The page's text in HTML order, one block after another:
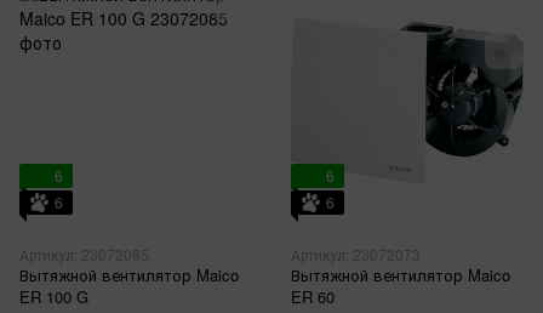
6
6
Артикул: 23072085
Вытяжной вентилятор Maico
ER 100 G
6
6
Артикул: 23072073
Вытяжной вентилятор Maico
ER 60